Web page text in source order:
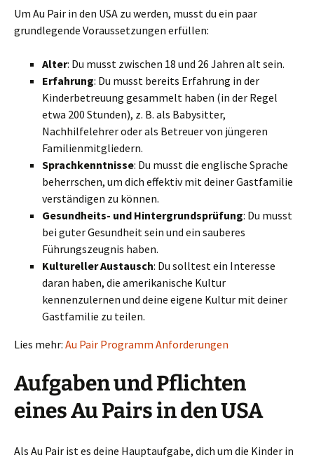
Um Au Pair in den USA zu werden, musst du ein paar
grundlegende Voraussetzungen erfüllen:
Alter: Du musst zwischen 18 und 26 Jahren alt sein.
Erfahrung: Du musst bereits Erfahrung in der
Kinderbetreuung gesammelt haben (in der Regel
etwa 200 Stunden), z. B. als Babysitter,
Nachhilfelehrer oder als Betreuer von jüngeren
Familienmitgliedern.
Sprachkenntnisse: Du musst die englische Sprache
beherrschen, um dich effektiv mit deiner Gastfamilie
verständigen zu können.
Gesundheits- und Hintergrundsprüfung: Du musst
bei guter Gesundheit sein und ein sauberes
Führungszeugnis haben.
Kultureller Austausch: Du solltest ein Interesse
daran haben, die amerikanische Kultur
kennenzulernen und deine eigene Kultur mit deiner
Gastfamilie zu teilen.
Lies mehr: Au Pair Programm Anforderungen
Aufgaben und Pflichten
eines Au Pairs in den USA
Als Au Pair ist es deine Hauptaufgabe, dich um die Kinder in